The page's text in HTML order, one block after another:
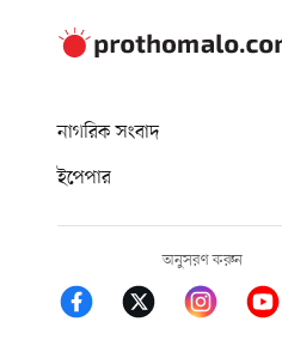
নাগরিক সংবাদ
ইপেপার
অনুসরণ করুন